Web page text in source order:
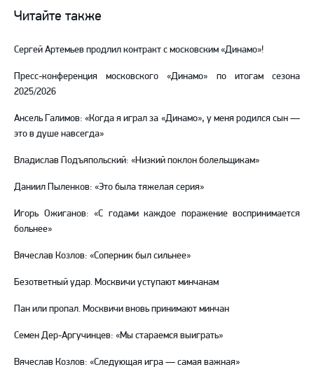
ВКонтакте
в
TelegramYouTube
Читайте также
Сергей Артемьев продлил контракт с московским «Динамо»!
Пресс-конференция московского «Динамо» по итогам сезона
2025/2026
Ансель Галимов: «Когда я играл за «Динамо», у меня родился сын —
это в душе навсегда»
Владислав Подъяпольский: «Низкий поклон болельщикам»
Даниил Пыленков: «Это была тяжелая серия»
Игорь Ожиганов: «С годами каждое поражение воспринимается
больнее»
Вячеслав Козлов: «Соперник был сильнее»
Безответный удар. Москвичи уступают минчанам
Пан или пропал. Москвичи вновь принимают минчан
Семен Дер-Аргучинцев: «Мы стараемся выиграть»
Вячеслав Козлов: «Следующая игра — самая важная»